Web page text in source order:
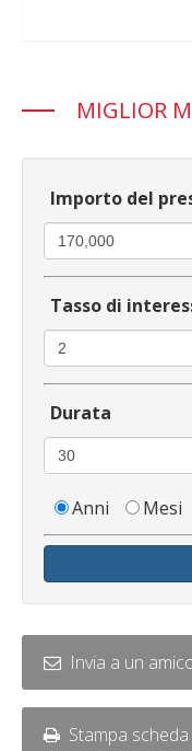
MIGLIOR
Importo del
Tasso di
Durata
Anni Mesi
Invia a un
Stampa scheda